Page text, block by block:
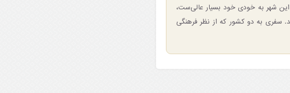
این شهر به خودی خود بسیار عالی‌ست،
سفری به دو کشور که از نظر فرهنگی